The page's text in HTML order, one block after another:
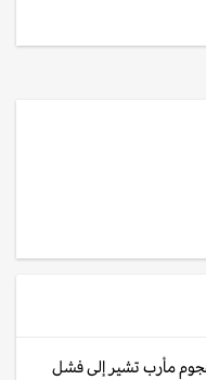
مأرب تشير إلى فشل